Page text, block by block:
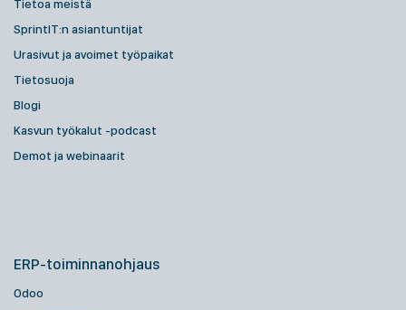
Tietoa meistä
SprintIT:n asiantuntijat
Urasivut ja avoimet työpaikat
Tietosuoja
Blogi
Kasvun työkalut -podcast
Demot ja webinaarit
ERP-toiminnanohjaus
Odoo